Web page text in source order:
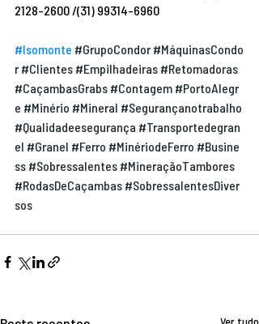
2128-2600 /(31) 99314-6960
#Isomonte #GrupoCondor #MáquinasCondo
r #Clientes #Empilhadeiras #Retomadoras
#CaçambasGrabs #Contagem #PortoAlegr
e #Minério #Mineral #Segurançanotrabalho
#Qualidadeesegurança #Transportedegran
el #Granel #Ferro #MinériodeFerro #Busine
ss #Sobressalentes #MineraçãoTambores
#RodasDeCaçambas #SobressalentesDiver
sos